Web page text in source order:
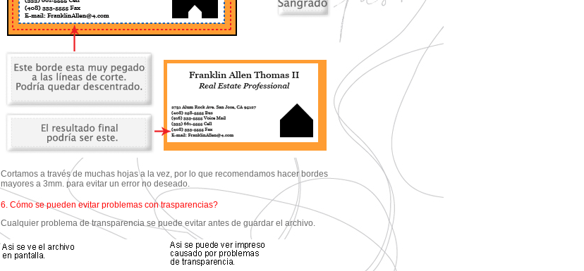
Cortamos a través de muchas hojas a la vez, por lo que recomendamos hacer bordes
mayores a 3mm. para evitar un error no deseado.
6. Cómo se pueden evitar problemas con trasparencias?
Cualquier problema de transparencia se puede evitar antes de guardar el archivo.